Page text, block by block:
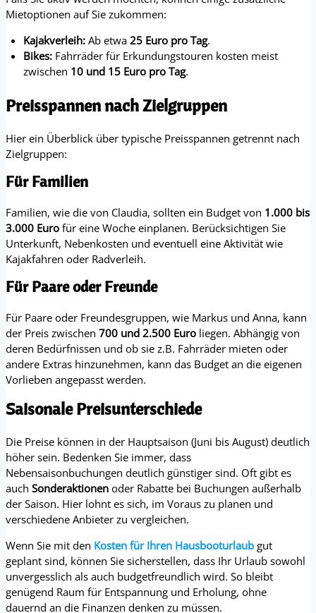
Mietoptionen auf Sie zukommen:
Kajakverleih: Ab etwa25 Euro pro Tag.
Bikes: Fahrräder für Erkundungstouren kosten meist
zwischen 10 und 15 Euro pro Tag.
Preisspannen nach Zielgruppen
Hier ein Überblick über typische Preisspannen getrennt nach
Zielgruppen:
Für Familien
Familien, wie die von Claudia, sollten ein Budget von 1.000 bis
3.000 Euro für eine Woche einplanen. Berücksichtigen Sie
Unterkunft, Nebenkosten und eventuell eine Aktivität wie
Kajakfahren oder Radverleih.
Für Paare oder Freunde
Für Paare oder Freundesgruppen, wie Markus und Anna, kann
der Preis zwischen700 und 2.500 Euro liegen. Abhängig von
deren Bedürfnissen und ob sie z.B. Fahrräder mieten oder
andere Extras hinzunehmen, kann das Budget an die eigenen
Vorlieben angepasst werden.
Saisonale Preisunterschiede
Die Preise können in der Hauptsaison (Juni bis August) deutlich
höher sein. Bedenken Sie immer, dass
Nebensaisonbuchungen deutlich günstiger sind. Oft gibt es
auchSonderaktionen oder Rabatte bei Buchungen außerhalb
der Saison. Hier lohnt es sich, im Voraus zu planen und
verschiedene Anbieter zu vergleichen.
Wenn Sie mit den Kosten für Ihren Hausbooturlaub gut
geplant sind, können Sie sicherstellen, dass Ihr Urlaub sowohl
unvergesslich als auch budgetfreundlich wird. So bleibt
genügend Raum für Entspannung und Erholung, ohne
dauernd an die Finanzen denken zu müssen.